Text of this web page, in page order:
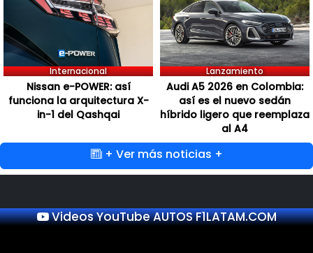
Internacional
Nissan e-POWER: así
funciona la arquitectura X-
in-1 del Qashqai
Lanzamiento
Audi A5 2026 en Colombia:
así es el nuevo sedán
híbrido ligero que reemplaza
al A4
+ Ver más noticias +
Videos YouTube AUTOS F1LATAM.COM